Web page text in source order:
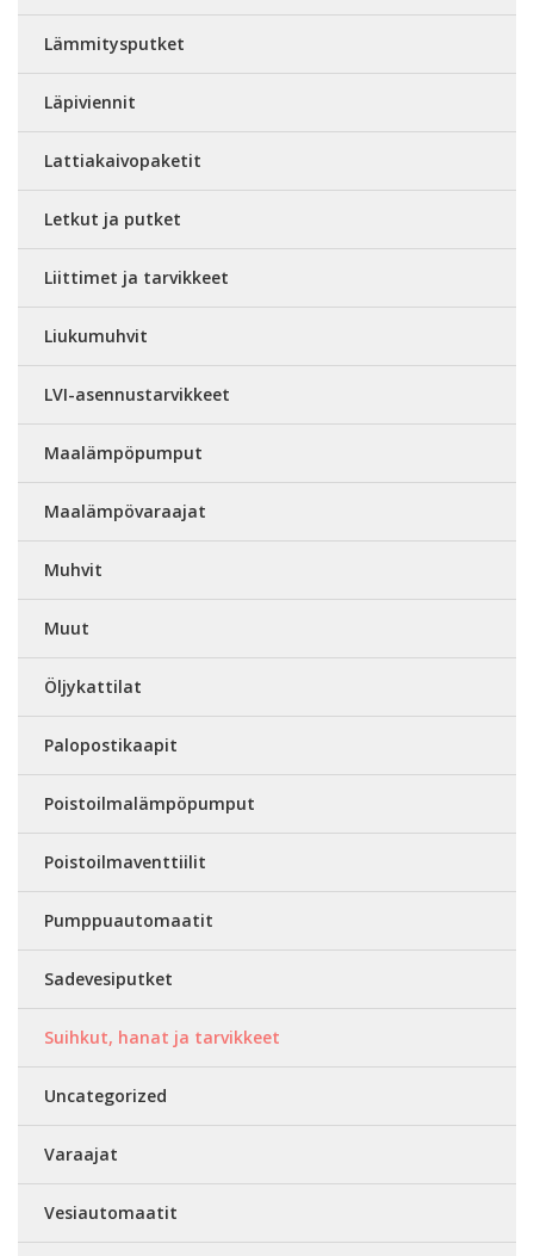
Lämmitysputket
Läpiviennit
Lattiakaivopaketit
Letkut ja putket
Liittimet ja tarvikkeet
Liukumuhvit
LVI-asennustarvikkeet
Maalämpöpumput
Maalämpövaraajat
Muhvit
Muut
Öljykattilat
Palopostikaapit
Poistoilmalämpöpumput
Poistoilmaventtiilit
Pumppuautomaatit
Sadevesiputket
Suihkut, hanat ja tarvikkeet
Uncategorized
Varaajat
Vesiautomaatit